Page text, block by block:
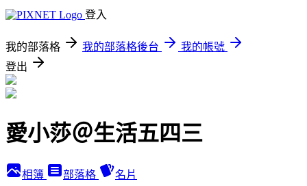
登入
我的部落格 我的部落格後台
我的帳號
登出
愛小莎＠生活五四三
相簿 部落格 名片